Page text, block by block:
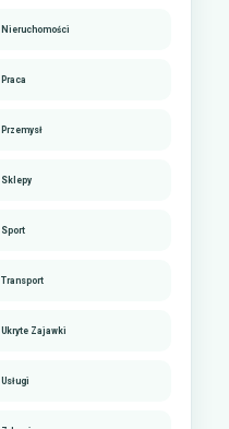
Nieruchomości
Praca
Przemysł
Sklepy
Sport
Transport
Ukryte Zajawki
Usługi